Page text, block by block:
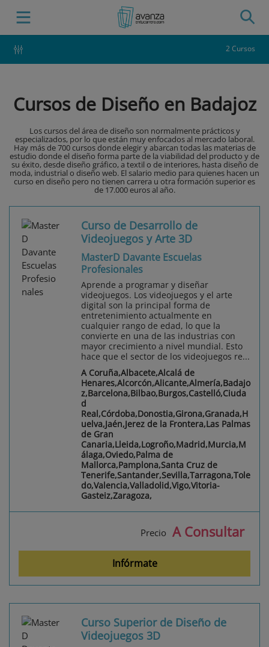
2 Cursos
Cursos de Diseño en Badajoz
Los cursos del área de diseño son normalmente prácticos y
especializados, por lo que están muy enfocados al mercado laboral.
Hay más de 700 cursos donde elegir y abarcan todas las materias de
estudio donde el diseño forma parte de la viabilidad del producto y de
su éxito, desde diseño gráfico, a textil o de interiores, hasta diseño de
moda, industrial o diseño web. El salario medio para quienes hacen un
curso en diseño pero no tienen carrera u otra formación superior es
de 17.000 euros al año.
Curso de Desarrollo de
Videojuegos y Arte 3D
MasterD Davante Escuelas
Profesionales
Aprende a programar y diseñar
videojuegos. Los videojuegos y el arte
digital son la principal forma de
entretenimiento actualmente en
cualquier rango de edad, lo que la
convierte en una de las industrias con
mayor crecimiento a nivel mundial. Esto
hace que el sector de los videojuegos re...
A Coruña,Albacete,Alcalá de
Henares,Alcorcón,Alicante,Almería,Badajo
z,Barcelona,Bilbao,Burgos,Castelló,Ciuda
d
Real,Córdoba,Donostia,Girona,Granada,H
uelva,Jaén,Jerez de la Frontera,Las Palmas
de Gran
Canaria,Lleida,Logroño,Madrid,Murcia,M
álaga,Oviedo,Palma de
Mallorca,Pamplona,Santa Cruz de
Tenerife,Santander,Sevilla,Tarragona,Tole
do,Valencia,Valladolid,Vigo,Vitoria-
Gasteiz,Zaragoza,
Precio A Consultar
Infórmate
Curso Superior de Diseño de
Videojuegos 3D